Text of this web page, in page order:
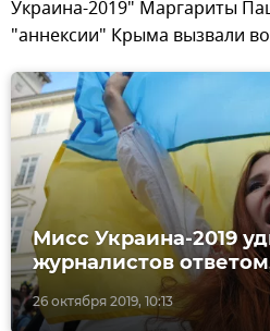
Украина-2019" Маргариты
"аннексии" Крыма вызвали
26 октября 2019, 10:13
Мисс Украина-2019
журналистов